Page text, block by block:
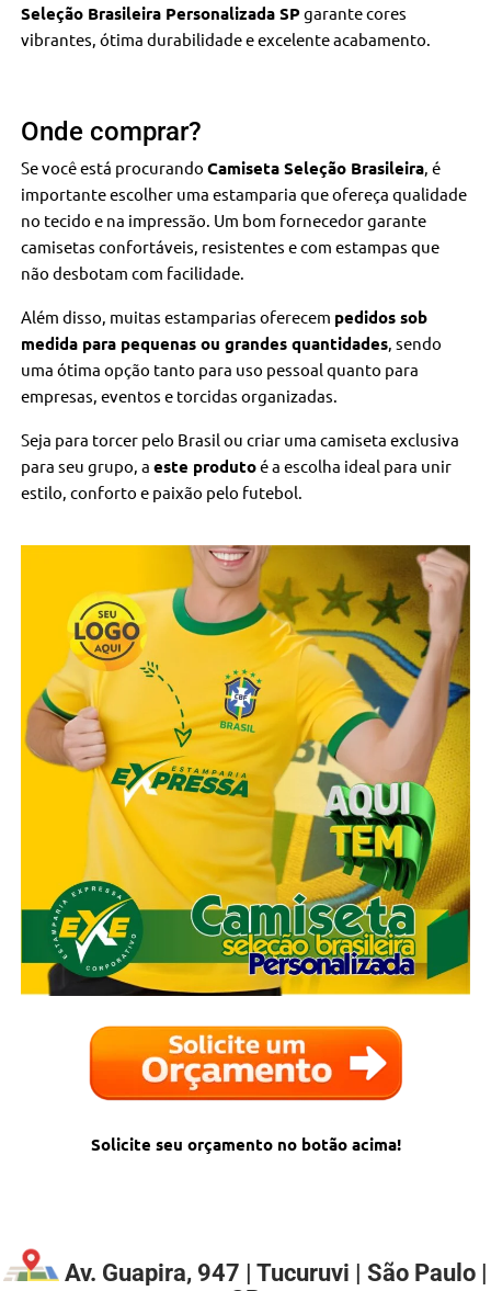
Seleção Brasileira Personalizada SPgarante cores
vibrantes, ótima durabilidade e excelente acabamento.
Onde comprar?
Se você está procurandoCamiseta Seleção Brasileira, é
importante escolher uma estamparia que ofereça qualidade
no tecido e na impressão. Um bom fornecedor garante
camisetas confortáveis, resistentes e com estampas que
não desbotam com facilidade.
Além disso, muitas estamparias oferecem pedidos sob
medida para pequenas ou grandes quantidades, sendo
uma ótima opção tanto para uso pessoal quanto para
empresas, eventos e torcidas organizadas.
Seja para torcer pelo Brasil ou criar uma camiseta exclusiva
para seu grupo, aeste produtoé a escolha ideal para unir
estilo, conforto e paixão pelo futebol.
Solicite seu orçamento no botão acima!
Av. Guapira, 947 | Tucuruvi | São Paulo |